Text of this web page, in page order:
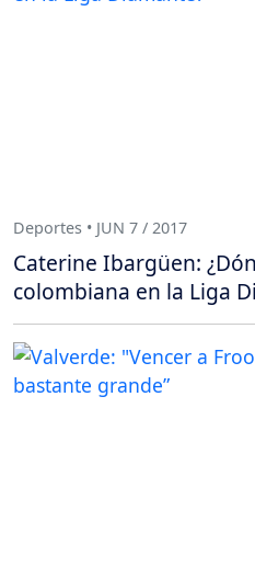
Deportes • JUN 7 / 2017
Caterine Ibargüen:
colombiana en la Liga